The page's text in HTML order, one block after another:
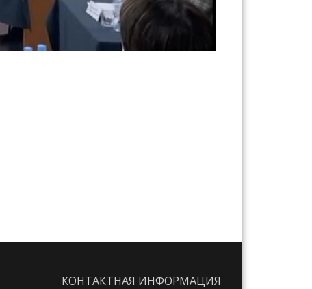
КОНТАКТНАЯ ИНФОРМАЦИЯ